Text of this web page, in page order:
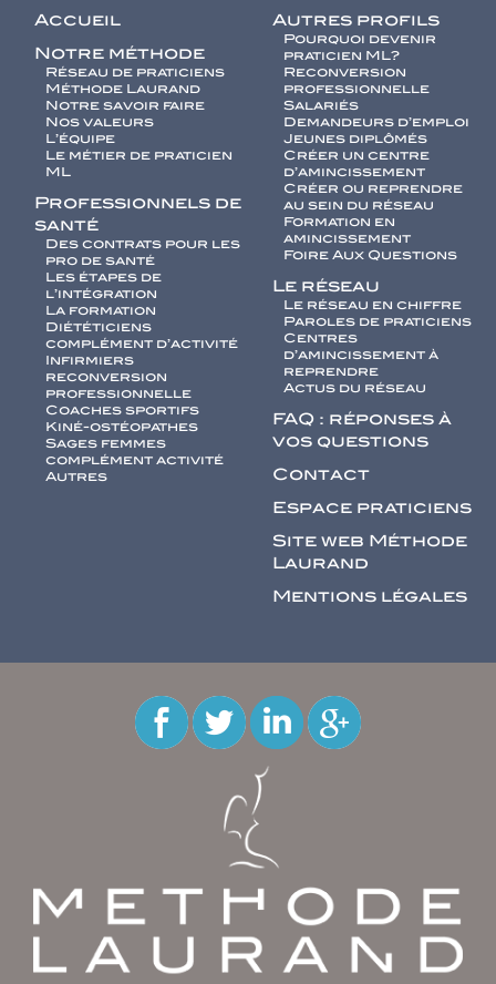
Accueil
Notre méthode
Réseau de praticiens
Méthode Laurand
Notre savoir faire
Nos valeurs
L’équipe
Le métier de praticien
ML
Professionnels de
santé
Des contrats pour les
pro de santé
Les étapes de
l’intégration
La formation
Diététiciens
complément d’activité
Infirmiers
reconversion
professionnelle
Coaches sportifs
Kiné-ostéopathes
Sages femmes
complément activité
Autres
Autres profils
Pourquoi devenir
praticien ML?
Reconversion
professionnelle
Salariés
Demandeurs d’emploi
Jeunes diplômés
Créer un centre
d’amincissement
Créer ou reprendre
au sein du réseau
Formation en
amincissement
Foire Aux Questions
Le réseau
Le réseau en chiffre
Paroles de praticiens
Centres
d’amincissement à
reprendre
Actus du réseau
FAQ : réponses à
vos questions
Contact
Espace praticiens
Site web Méthode
Laurand
Mentions légales